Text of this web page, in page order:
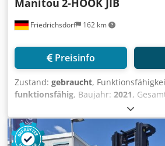
Friedrichsdorf 162 km
Preisinfo
Zustand: gebraucht,
funktionsfähig, Baujahr: 2021,
, Leergewicht:
mm, Baubreite:830 mm, Kranarm
und voll funktionsfähig Djdpfx Alsw A
Technisch: normal Beschreibung: